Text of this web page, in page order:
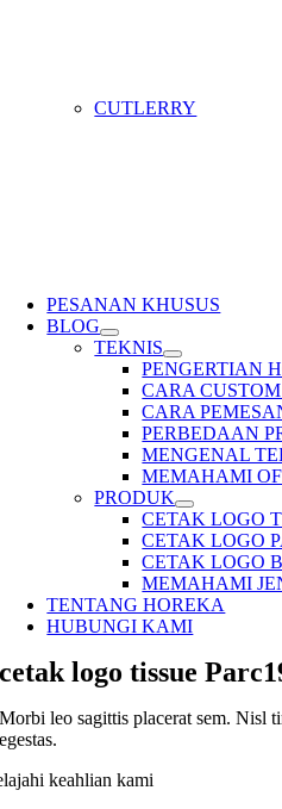
CUTLERRY
PESANAN KHUSUS
BLOG
TEKNIS
PENGERTIAN
CARA
CARA
PERBEDAAN
MENGENAL
MEMAHAMI
PRODUK
CETAK LOGO
CETAK LOGO
CETAK LOGO
MEMAHAMI
TENTANG HOREKA
HUBUNGI KAMI
cetak logo tissue
Morbi leo sagittis placerat sem. Nisl
egestas.
keahlian kami